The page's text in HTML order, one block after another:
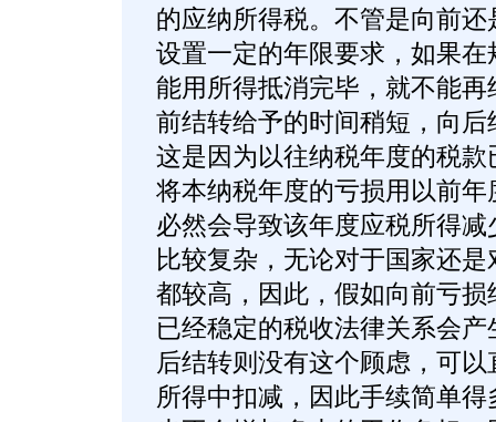
的应纳所得税。不管是向前
设置一定的年限要求，如果
能用所得抵消完毕，就不能
前结转给予的时间稍短，向
这是因为以往纳税年度的税
将本纳税年度的亏损用以前
必然会导致该年度应税所得
比较复杂，无论对于国家还
都较高，因此，假如向前亏
已经稳定的税收法律关系会
后结转则没有这个顾虑，可
所得中扣减，因此手续简单